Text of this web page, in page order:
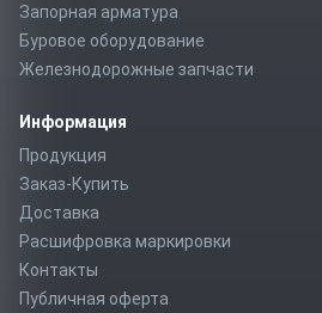
Запорная арматура
Буровое оборудование
Железнодорожные запчасти
Информация
Продукция
Заказ-Купить
Доставка
Расшифровка маркировки
Контакты
Публичная оферта